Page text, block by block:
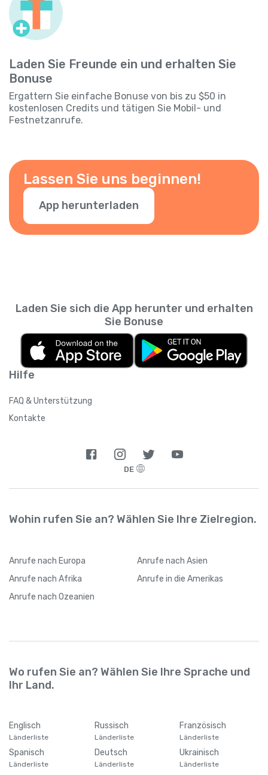
Laden Sie Freunde ein und erhalten Sie
Bonuse
Ergattern Sie einfache Bonuse von bis zu $50 in
kostenlosen Credits und tätigen Sie Mobil- und
Festnetzanrufe.
Lassen Sie uns beginnen!
App herunterladen
Hilfe
FAQ & Unterstützung
Kontakte
Laden Sie sich die App herunter und erhalten
Sie Bonuse
DE
Wohin rufen Sie an? Wählen Sie Ihre Zielregion.
Anrufe nach Europa Anrufe nach Asien
Anrufe nach Afrika Anrufe in die Amerikas
Anrufe nach Ozeanien
Wo rufen Sie an? Wählen Sie Ihre Sprache und
Ihr Land.
Englisch
Länderliste
Russisch
Länderliste
Französisch
Länderliste
Spanisch
Länderliste
Deutsch
Länderliste
Ukrainisch
Länderliste